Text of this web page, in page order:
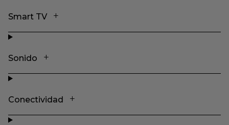
Smart TV
Sonido
Conectividad